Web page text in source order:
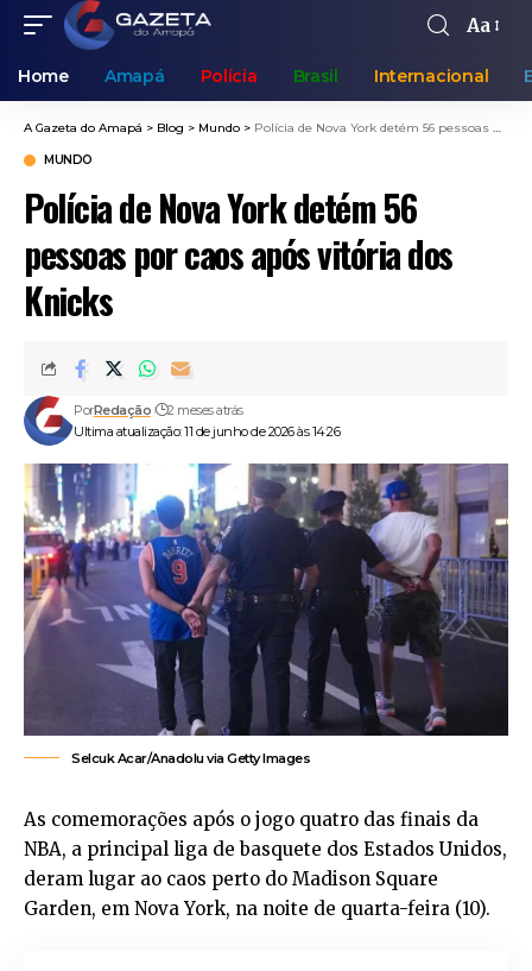
Aa
Home Amapá Polícia Brasil Internacional
A Gazeta do Amapá > Blog > Mundo > Polícia de Nova York detém 56 pessoas por caos após vitória dos Knicks
MUNDO
Polícia de Nova York detém 56
pessoas por caos após vitória dos
Knicks
Ultima atualização: 11 de junho de 2026 às 14:26
PorRedação 2 meses atrás
Selcuk Acar/Anadolu via Getty Images
As comemorações após o jogo quatro das finais da
NBA, a principal liga de basquete dos Estados Unidos,
deram lugar ao caos perto do Madison Square
Garden, em Nova York, na noite de quarta-feira (10).